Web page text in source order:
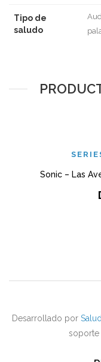
Tipo de
saludo
Sonic – Las
Desarrollado por
soporte